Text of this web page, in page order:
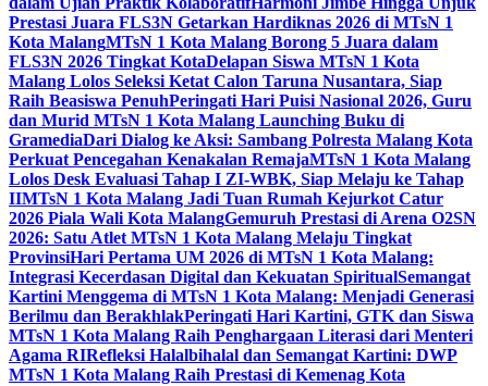
Prestasi Juara FLS3N Getarkan Hardiknas 2026 di MTsN 1
Kota MalangMTsN 1 Kota Malang Borong 5 Juara dalam
FLS3N 2026 Tingkat KotaDelapan Siswa MTsN 1 Kota
Malang Lolos Seleksi Ketat Calon Taruna Nusantara, Siap
Raih Beasiswa PenuhPeringati Hari Puisi Nasional 2026, Guru
dan Murid MTsN 1 Kota Malang Launching Buku di
GramediaDari Dialog ke Aksi: Sambang Polresta Malang Kota
Perkuat Pencegahan Kenakalan RemajaMTsN 1 Kota Malang
Lolos Desk Evaluasi Tahap I ZI-WBK, Siap Melaju ke Tahap
IIMTsN 1 Kota Malang Jadi Tuan Rumah Kejurkot Catur
2026 Piala Wali Kota MalangGemuruh Prestasi di Arena O2SN
2026: Satu Atlet MTsN 1 Kota Malang Melaju Tingkat
ProvinsiHari Pertama UM 2026 di MTsN 1 Kota Malang:
Integrasi Kecerdasan Digital dan Kekuatan SpiritualSemangat
Kartini Menggema di MTsN 1 Kota Malang: Menjadi Generasi
Berilmu dan BerakhlakPeringati Hari Kartini, GTK dan Siswa
MTsN 1 Kota Malang Raih Penghargaan Literasi dari Menteri
Agama RIRefleksi Halalbihalal dan Semangat Kartini: DWP
MTsN 1 Kota Malang Raih Prestasi di Kemenag Kota